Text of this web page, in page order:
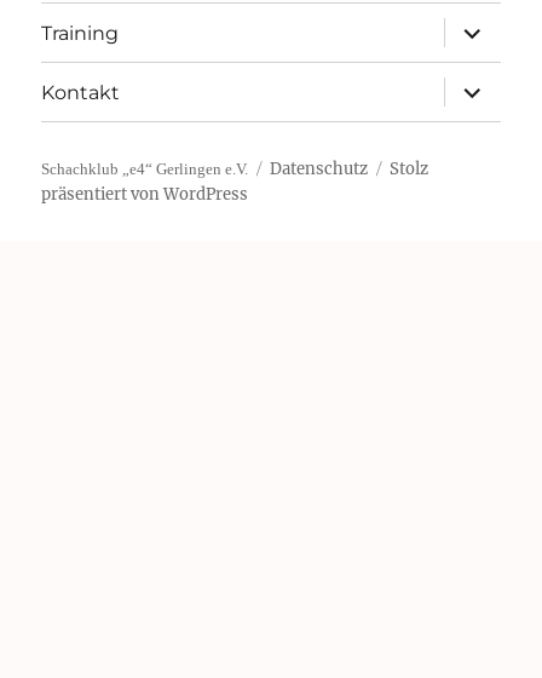
Training
öffnen
Kontakt
öffnen
Schachklub „e4“ Gerlingen e.V. Datenschutz
Stolz
präsentiert von WordPress